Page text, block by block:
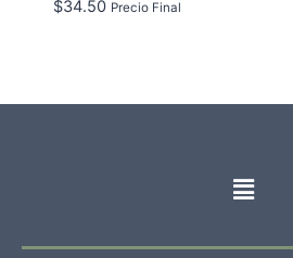
$34.50 Precio Final